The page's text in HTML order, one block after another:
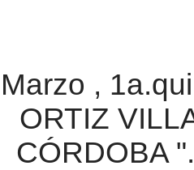
Marzo ,
ORTIZ
CÓRDOBA